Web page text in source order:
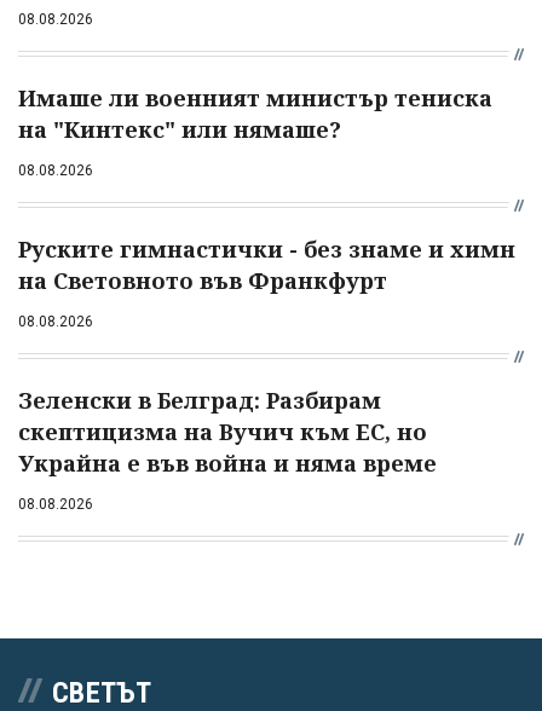
08.08.2026
Имаше ли военният министър тениска
на "Кинтекс" или нямаше?
08.08.2026
Руските гимнастички - без знаме и химн
на Световното във Франкфурт
08.08.2026
Зеленски в Белград: Разбирам
скептицизма на Вучич към ЕС, но
Украйна е във война и няма време
08.08.2026
СВЕТЪТ